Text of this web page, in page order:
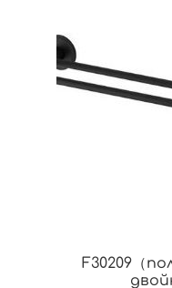
F30209（